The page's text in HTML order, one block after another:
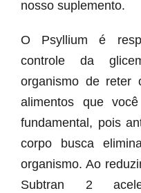
nosso suplemento.
O Psyllium é
controle da
organismo de reter
alimentos que
fundamental, pois
corpo busca
organismo. Ao
Subtran 2